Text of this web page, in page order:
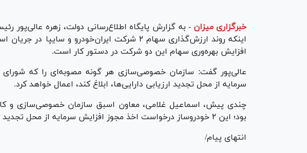
خبرگزاری میزان - به گزارش پایگاه اطلاع‌رسانی دولت، زهره عالی‌پور
اینکه روند ارزش‌گذاری سهام ۲ شرکت ایران‌خودرو و
افزایش بهره‌وری سهام این دو شرکت در دستور کار است.
عالی‌پور گفت: سازمان خصوصی‌سازی هر گونه مصوبه‌ای را که
سرمایه از محل تجدید ارزیابی دارایی‌ها، ابلاغ کند، اعمال خواهد کرد.
چندی پیش، اسماعیل غلامی، معاون اسبق سازمان خصوصی‌سازی و
بود؛ این ۲ خودروساز درخواست اخذ مجوز افزایش سرمایه از محل تجدید ارزیابی را داده‌اند.
انتهای پیام/